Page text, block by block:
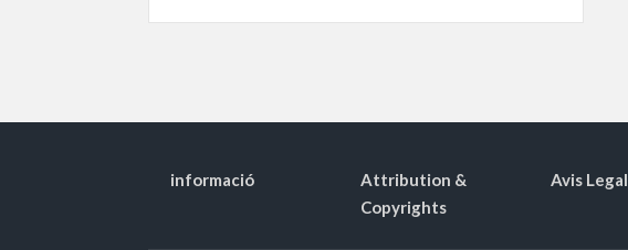
informació
Attribution &
Copyrights
Avis Legal